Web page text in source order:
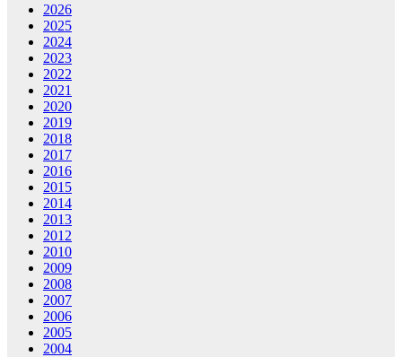
2026
2025
2024
2023
2022
2021
2020
2019
2018
2017
2016
2015
2014
2013
2012
2010
2009
2008
2007
2006
2005
2004